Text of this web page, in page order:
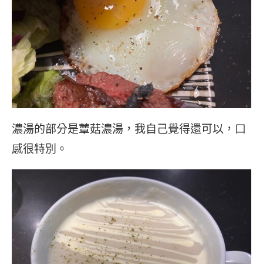
濃湯的部分是蕈菇濃湯，我自己覺得還可以，口
感很特別。